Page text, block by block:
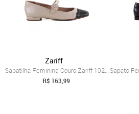
Zariff
Sapatilha Feminina Couro Zariff 10220131...
R$ 163,99